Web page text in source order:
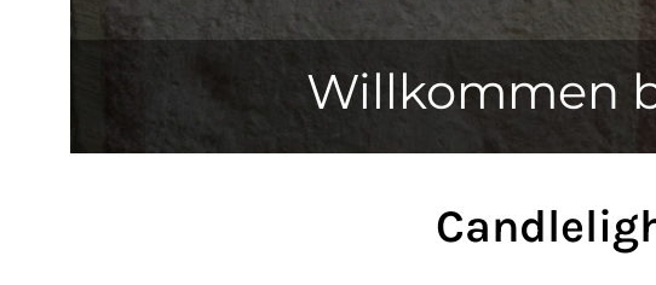
Willkommen